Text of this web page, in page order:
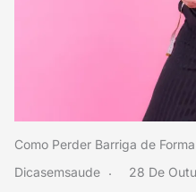
Como Perder Barriga de
Dicasemsaude
28 De